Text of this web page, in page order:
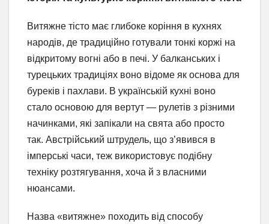
Витяжне тісто має глибоке коріння в кухнях
народів, де традиційно готували тонкі коржі на
відкритому вогні або в печі. У балканських і
турецьких традиціях воно відоме як основа для
буреків і пахлави. В українській кухні воно
стало основою для вертут — рулетів з різними
начинками, які запікали на свята або просто
так. Австрійський штрудель, що з’явився в
імперські часи, теж використовує подібну
техніку розтягування, хоча й з власними
нюансами.
Назва «витяжне» походить від способу